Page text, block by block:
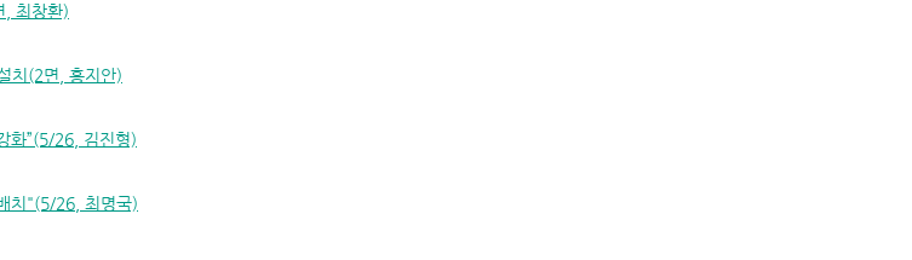
, 최창환)
치(2면, 홍지안)
화”(5/26, 김진형)
치"(5/26, 최명국)